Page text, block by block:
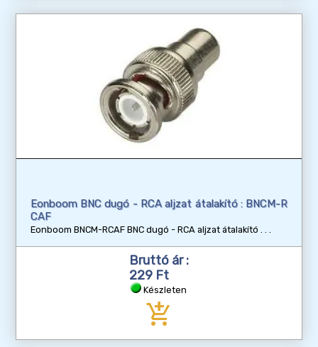
Eonboom BNC dugó - RCA aljzat átalakító : BNCM-R
CAF
Eonboom BNCM-RCAF BNC dugó - RCA aljzat átalakító
Bruttó ár :
229 Ft
Készleten
add_shopping_cart